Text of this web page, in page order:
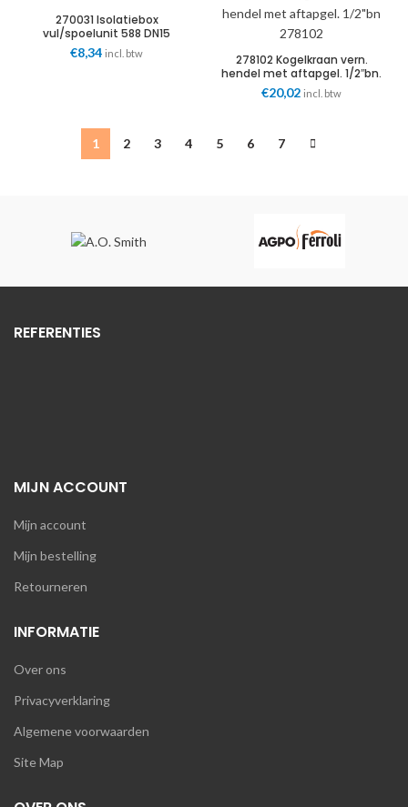
270031 Isolatiebox
vul/spoelunit 588 DN15
€8,34 incl. btw
278102 Kogelkraan vern.
hendel met aftapgel. 1/2″bn.
€20,02 incl. btw
1 2 3 4 5 6 7
REFERENTIES
MIJN ACCOUNT
Mijn account
Mijn bestelling
Retourneren
INFORMATIE
Over ons
Privacyverklaring
Algemene voorwaarden
Site Map